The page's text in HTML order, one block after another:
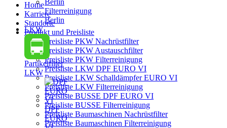
Filterreinigung
Berlin
LKW
Partikelfilter
LKW
DPF
EURO
Home
Karriere
Standorte
Produkt und Preisliste
Preisliste PKW Nachrüstfilter
Preisliste PKW Austauschfilter
Preisliste PKW Filterreinigung
Preisliste LKW DPF EURO VI
Preisliste LKW Schalldämpfer EURO VI
Preisliste LKW Filterreinigung
Preisliste BUSSE DPF EURO VI
Preisliste BUSSE Filterreinigung
Preisliste Baumaschinen Nachrüstfilter
Preisliste Baumaschinen Filterreinigung